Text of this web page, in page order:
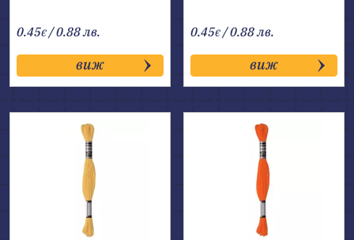
0.45€ / 0.88 лв.
виж
0.45€ / 0.88 лв.
виж